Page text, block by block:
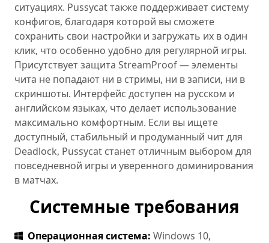
ситуациях. Pussycat также поддерживает систему
конфигов, благодаря которой вы сможете
сохранить свои настройки и загружать их в один
клик, что особенно удобно для регулярной игры.
Присутствует защита StreamProof — элементы
чита не попадают ни в стримы, ни в записи, ни в
скриншоты. Интерфейс доступен на русском и
английском языках, что делает использование
максимально комфортным. Если вы ищете
доступный, стабильный и продуманный чит для
Deadlock, Pussycat станет отличным выбором для
повседневной игры и уверенного доминирования
в матчах.
Системные требования
Операционная система: Windows 10,